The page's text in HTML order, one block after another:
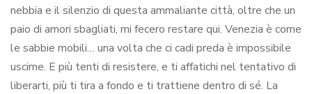
nebbia e il silenzio di questa ammaliante città, oltre che un
paio di amori sbagliati, mi fecero restare qui. Venezia è come
le sabbie mobili… una volta che ci cadi preda è impossibile
uscirne. E più tenti di resistere, e ti affatichi nel tentativo di
liberarti, più ti tira a fondo e ti trattiene dentro di sé. La